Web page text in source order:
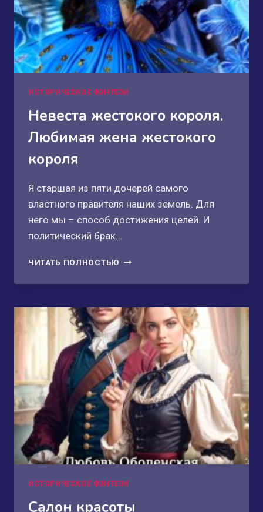
ИСТОРИЧЕСКОЕ ФЭНТЕЗИ
Невеста жестокого короля.
Любимая жена жестокого
короля
Я старшая из пяти дочерей самого
властного правителя наших земель. Для
него мы – способ достижения целей. И
политический брак…
ЧИТАТЬ ПОЛНОСТЬЮ НЕВЕСТА
КОРОЛЯ.
ЖЕНА
ЖЕСТОКОГО
КОРОЛЯ
ИСТОРИЧЕСКОЕ ФЭНТЕЗИ
Салон красоты